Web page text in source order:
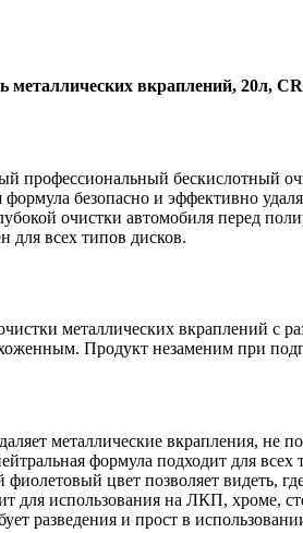
металлических вкраплений, 20л,
профессиональный бескислотный
безопасно и эффективно
очистки автомобиля перед
для всех типов дисков.
металлических вкраплений с
Продукт незаменим при
металлические вкрапления, не
формула подходит для всех
цвет позволяет видеть,
для использования на ЛКП, хроме,
разведения и прост в